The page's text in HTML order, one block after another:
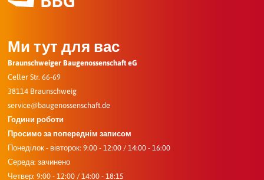
Ми тут для вас
Braunschweiger Baugenossenschaft eG
Celler Str. 66-69
38114 Braunschweig
service@baugenossenschaft.de
Години роботи
Просимо за попереднім записом
Понеділок - вівторок: 9:00 - 12:00 / 14:00 - 16:00
Середа: зачинено
Четвер: 9:00 - 12:00 / 14:00 - 18:15